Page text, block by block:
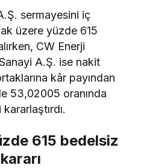
sermayesini iç
üzere yüzde 615
CW Enerji
A.Ş. ise nakit
kâr payından
53,02005 oranında
615 bedelsiz